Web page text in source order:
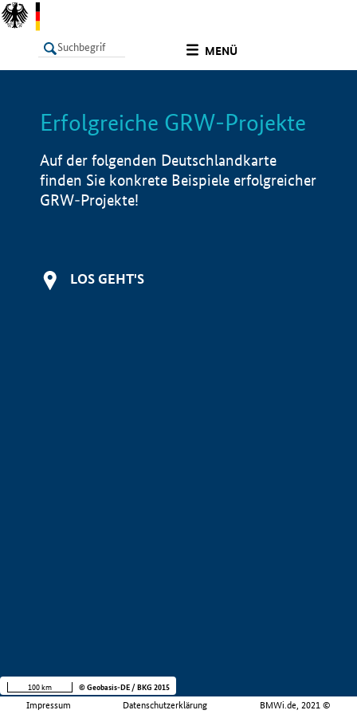
MENÜ
LISTE Info
Erfolgreiche GRW-Projekte
Auf der folgenden Deutschlandkarte
finden Sie konkrete Beispiele erfolgreicher
GRW-Projekte!
LOS GEHT'S
Impressum Datenschutzerklärung BMWi.de, 2021 ©
100 km © Geobasis-DE / BKG 2015